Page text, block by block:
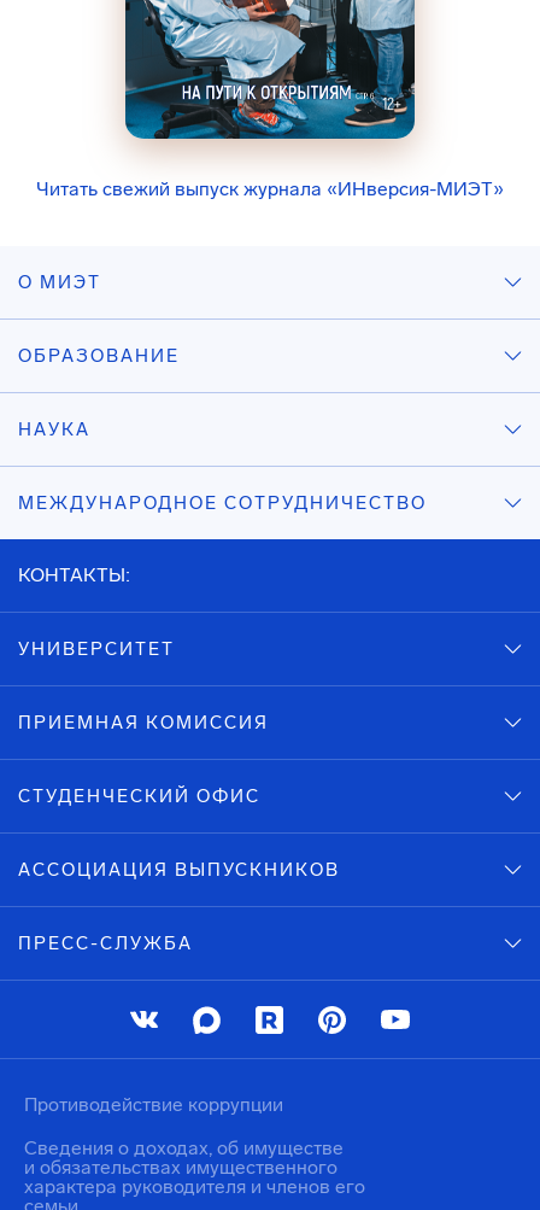
Читать свежий выпуск журнала «ИНверсия-МИЭТ»
О МИЭТ
ОБРАЗОВАНИЕ
НАУКА
МЕЖДУНАРОДНОЕ СОТРУДНИЧЕСТВО
КОНТАКТЫ:
УНИВЕРСИТЕТ
ПРИЕМНАЯ КОМИССИЯ
СТУДЕНЧЕСКИЙ ОФИС
АССОЦИАЦИЯ ВЫПУСКНИКОВ
ПРЕСС-СЛУЖБА
Противодействие коррупции
Сведения о доходах, об имуществе
и обязательствах имущественного
характера руководителя и членов его